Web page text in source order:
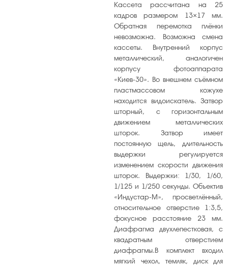
Кассета рассчитана на 25
кадров размером 13×17 мм.
Обратная перемотка плёнки
невозможна. Возможна смена
кассеты. Внутренний корпус
металлический, аналогичен
корпусу фотоаппарата
«Киев-30». Во внешнем съёмном
пластмассовом кожухе
находится видоискатель. Затвор
шторный, с горизонтальным
движением металлических
шторок. Затвор имеет
постоянную щель, длительность
выдержки регулируется
изменением скорости движения
шторок. Выдержки: 1/30, 1/60,
1/125 и 1/250 секунды. Объектив
«Индустар-М», просветлённый,
относительное отверстие 1:3,5,
фокусное расстояние 23 мм.
Диафрагма двухлепестковая, с
квадратным отверстием
диафрагмы.В комплект входил
мягкий чехол, темляк, диск для